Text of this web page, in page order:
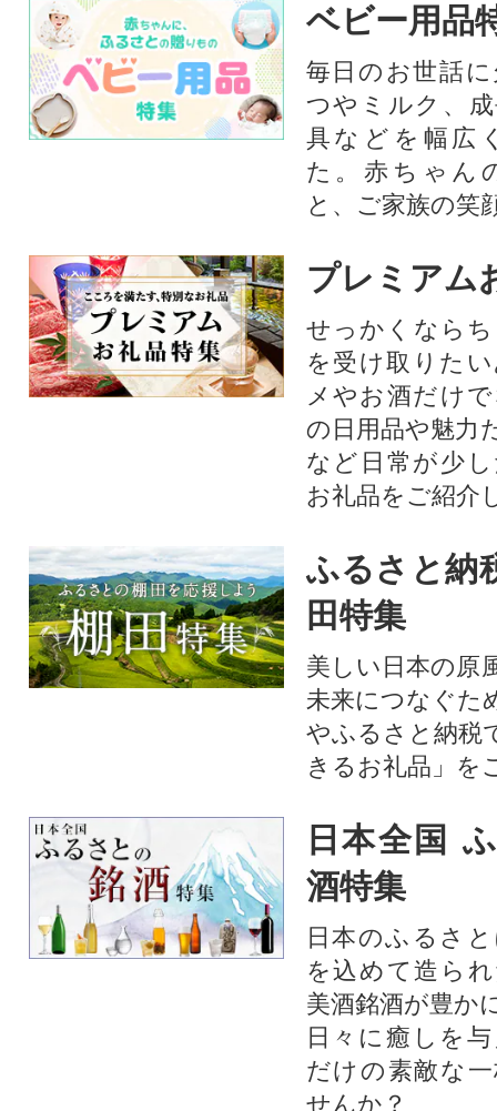
ベビー用品
毎日のお世話
つやミルク、
具などを幅広
た。赤ちゃん
と、ご家族の笑
プレミアム
せっかくなら
を受け取りた
メやお酒だけ
の日用品や魅力
など日常が少
お礼品をご紹介
ふるさと納
田特集
美しい日本の原
未来につなぐた
やふるさと納税
きるお礼品」を
日本全国
酒特集
日本のふるさ
を込めて造ら
美酒銘酒が豊か
日々に癒しを
だけの素敵な
せんか？